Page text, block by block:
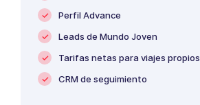
✓
Perfil Advance
✓
Leads de Mundo Joven
✓
Tarifas netas para viajes propios
✓
CRM de seguimiento